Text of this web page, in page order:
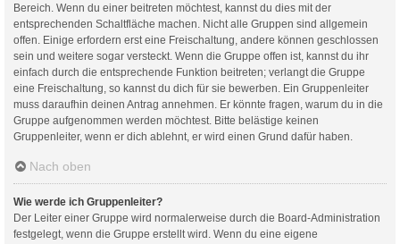
Bereich. Wenn du einer beitreten möchtest, kannst du dies mit der
entsprechenden Schaltfläche machen. Nicht alle Gruppen sind allgemein
offen. Einige erfordern erst eine Freischaltung, andere können geschlossen
sein und weitere sogar versteckt. Wenn die Gruppe offen ist, kannst du ihr
einfach durch die entsprechende Funktion beitreten; verlangt die Gruppe
eine Freischaltung, so kannst du dich für sie bewerben. Ein Gruppenleiter
muss daraufhin deinen Antrag annehmen. Er könnte fragen, warum du in die
Gruppe aufgenommen werden möchtest. Bitte belästige keinen
Gruppenleiter, wenn er dich ablehnt, er wird einen Grund dafür haben.
Nach oben
Wie werde ich Gruppenleiter?
Der Leiter einer Gruppe wird normalerweise durch die Board-Administration
festgelegt, wenn die Gruppe erstellt wird. Wenn du eine eigene